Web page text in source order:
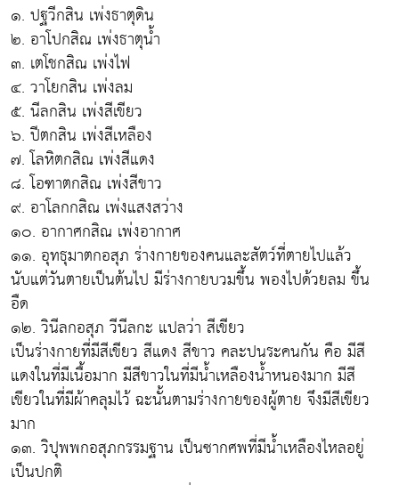
๑. ปฐวีกสิน เพ่งธาตุดิน
๒. อาโปกสิณ เพ่งธาตุน้ำ
๓. เตโชกสิณ เพ่งไฟ
๔. วาโยกสิน เพ่งลม
๕. นีลกสิน เพ่งสีเขียว
๖. ปีตกสิน เพ่งสีเหลือง
๗. โลหิตกสิณ เพ่งสีแดง
๘. โอฑาตกสิณ เพ่งสีขาว
๙. อาโลกกสิณ เพ่งแสงสว่าง
๑๐. อากาศกสิณ เพ่งอากาศ
๑๑. อุทธุมาตกอสุภ ร่างกายของคนและสัตว์ที่ตายไปแล้ว
นับแต่วันตายเป็นต้นไป มีร่างกายบวมขึ้น พองไปด้วยลม ขึ้น
อืด
๑๒. วินีลกอสุภ วีนีลกะ แปลว่า สีเขียว
เป็นร่างกายที่มีสีเขียว สีแดง สีขาว คละปนระคนกัน คือ มีสี
แดงในที่มีเนื้อมาก มีสีขาวในที่มีน้ำเหลืองน้ำหนองมาก มีสี
เขียวในที่มีผ้าคลุมไว้ ฉะนั้นตามร่างกายของผู้ตาย จึงมีสีเขียว
มาก
๑๓. วิปุพพกอสุภกรรมฐาน เป็นซากศพที่มีน้ำเหลืองไหลอยู่
เป็นปกติ